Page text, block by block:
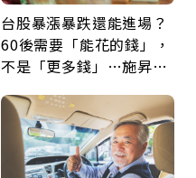
台股暴漲暴跌還能進場？
60後需要「能花的錢」，
不是「更多錢」…施昇
票